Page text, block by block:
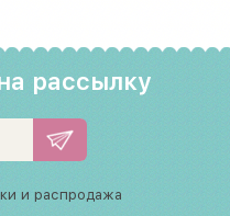
рассылку
и распродажа